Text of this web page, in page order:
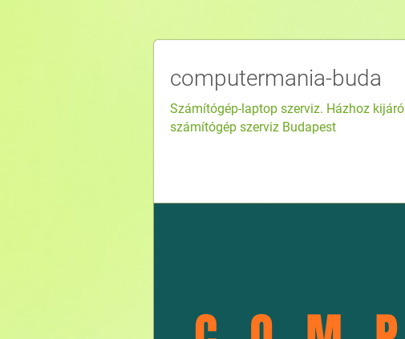
computermania-buda
Számítógép-laptop szerviz. Házhoz kijáró
számítógép szerviz Budapest